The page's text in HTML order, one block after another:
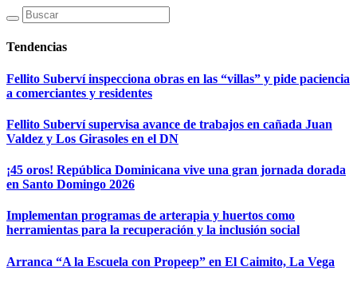
Tendencias
Fellito Suberví inspecciona obras en las “villas” y pide paciencia
a comerciantes y residentes
Fellito Suberví supervisa avance de trabajos en cañada Juan
Valdez y Los Girasoles en el DN
¡45 oros! República Dominicana vive una gran jornada dorada
en Santo Domingo 2026
Implementan programas de arterapia y huertos como
herramientas para la recuperación y la inclusión social
Arranca “A la Escuela con Propeep” en El Caimito, La Vega